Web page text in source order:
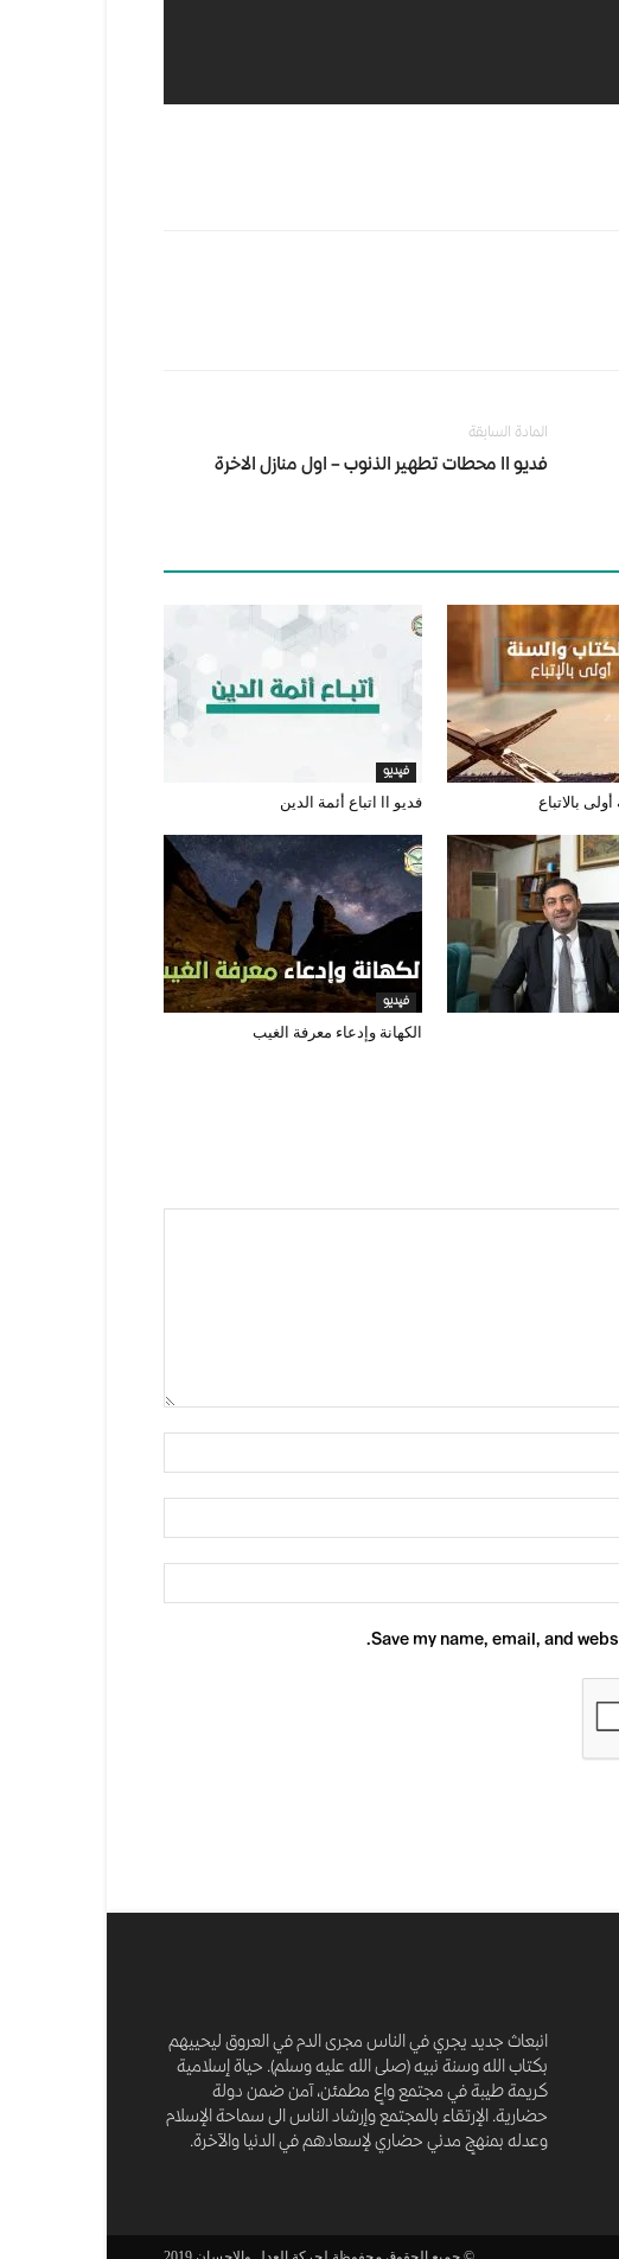
المادة السابقة
فديو اا محطات تطهير الذنوب – اول منازل الاخرة
فيديو
فديو اا اتباع أئمة الدين بالاتباع
فيديو
الكهانة وإدعاء معرفة الغيب
Save my name, email, and
انبعاث جديد يجري في الناس مجرى الدم في العروق ليحييهم
بكتاب الله وسنة نبيه (صلى الله عليه وسلم). حياة إسلامية
كريمة طيبة في مجتمع واعٍ مطمئن، آمن ضمن دولة
حضارية. الإرتقاء بالمجتمع وإرشاد الناس الى سماحة الإسلام
وعدله بمنهجٍ مدني حضاري لإسعادهم في الدنيا والآخرة.